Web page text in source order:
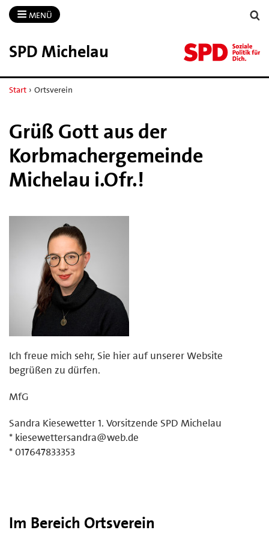
MENÜ
SPD Michelau
Start › Ortsverein
Grüß Gott aus der
Korbmachergemeinde
Michelau i.Ofr.!
Ich freue mich sehr, Sie hier auf unserer Website
begrüßen zu dürfen.
MfG
Sandra Kiesewetter 1. Vorsitzende SPD Michelau
* kiesewettersandra@web.de
* 017647833353
Im Bereich Ortsverein